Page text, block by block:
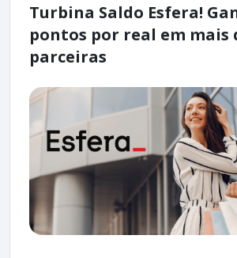
Turbina Saldo Esfera!
pontos por real em mais
parceiras